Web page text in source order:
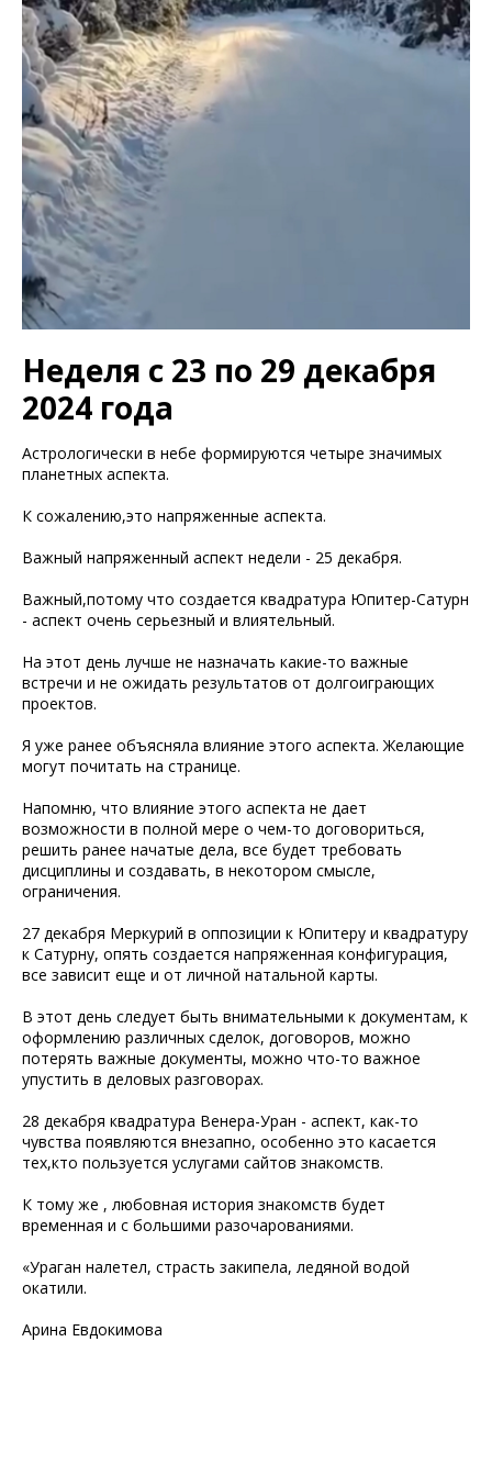
Неделя с 23 по 29 декабря
2024 года
Астрологически в небе формируются четыре значимых
планетных аспекта.
К сожалению,это напряженные аспекта.
Важный напряженный аспект недели - 25 декабря.
Важный,потому что создается квадратура Юпитер-Сатурн
- аспект очень серьезный и влиятельный.
На этот день лучше не назначать какие-то важные
встречи и не ожидать результатов от долгоиграющих
проектов.
Я уже ранее объясняла влияние этого аспекта. Желающие
могут почитать на странице.
Напомню, что влияние этого аспекта не дает
возможности в полной мере о чем-то договориться,
решить ранее начатые дела, все будет требовать
дисциплины и создавать, в некотором смысле,
ограничения.
27 декабря Меркурий в оппозиции к Юпитеру и квадратуру
к Сатурну, опять создается напряженная конфигурация,
все зависит еще и от личной натальной карты.
В этот день следует быть внимательными к документам, к
оформлению различных сделок, договоров, можно
потерять важные документы, можно что-то важное
упустить в деловых разговорах.
28 декабря квадратура Венера-Уран - аспект, как-то
чувства появляются внезапно, особенно это касается
тех,кто пользуется услугами сайтов знакомств.
К тому же , любовная история знакомств будет
временная и с большими разочарованиями.
«Ураган налетел, страсть закипела, ледяной водой
окатили.
Арина Евдокимова